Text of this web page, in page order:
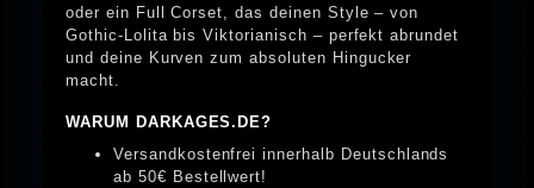
oder ein Full Corset, das deinen Style – von
Gothic-Lolita bis Viktorianisch – perfekt abrundet
und deine Kurven zum absoluten Hingucker
macht.
WARUM DARKAGES.DE?
Versandkostenfrei innerhalb Deutschlands
ab 50€ Bestellwert!